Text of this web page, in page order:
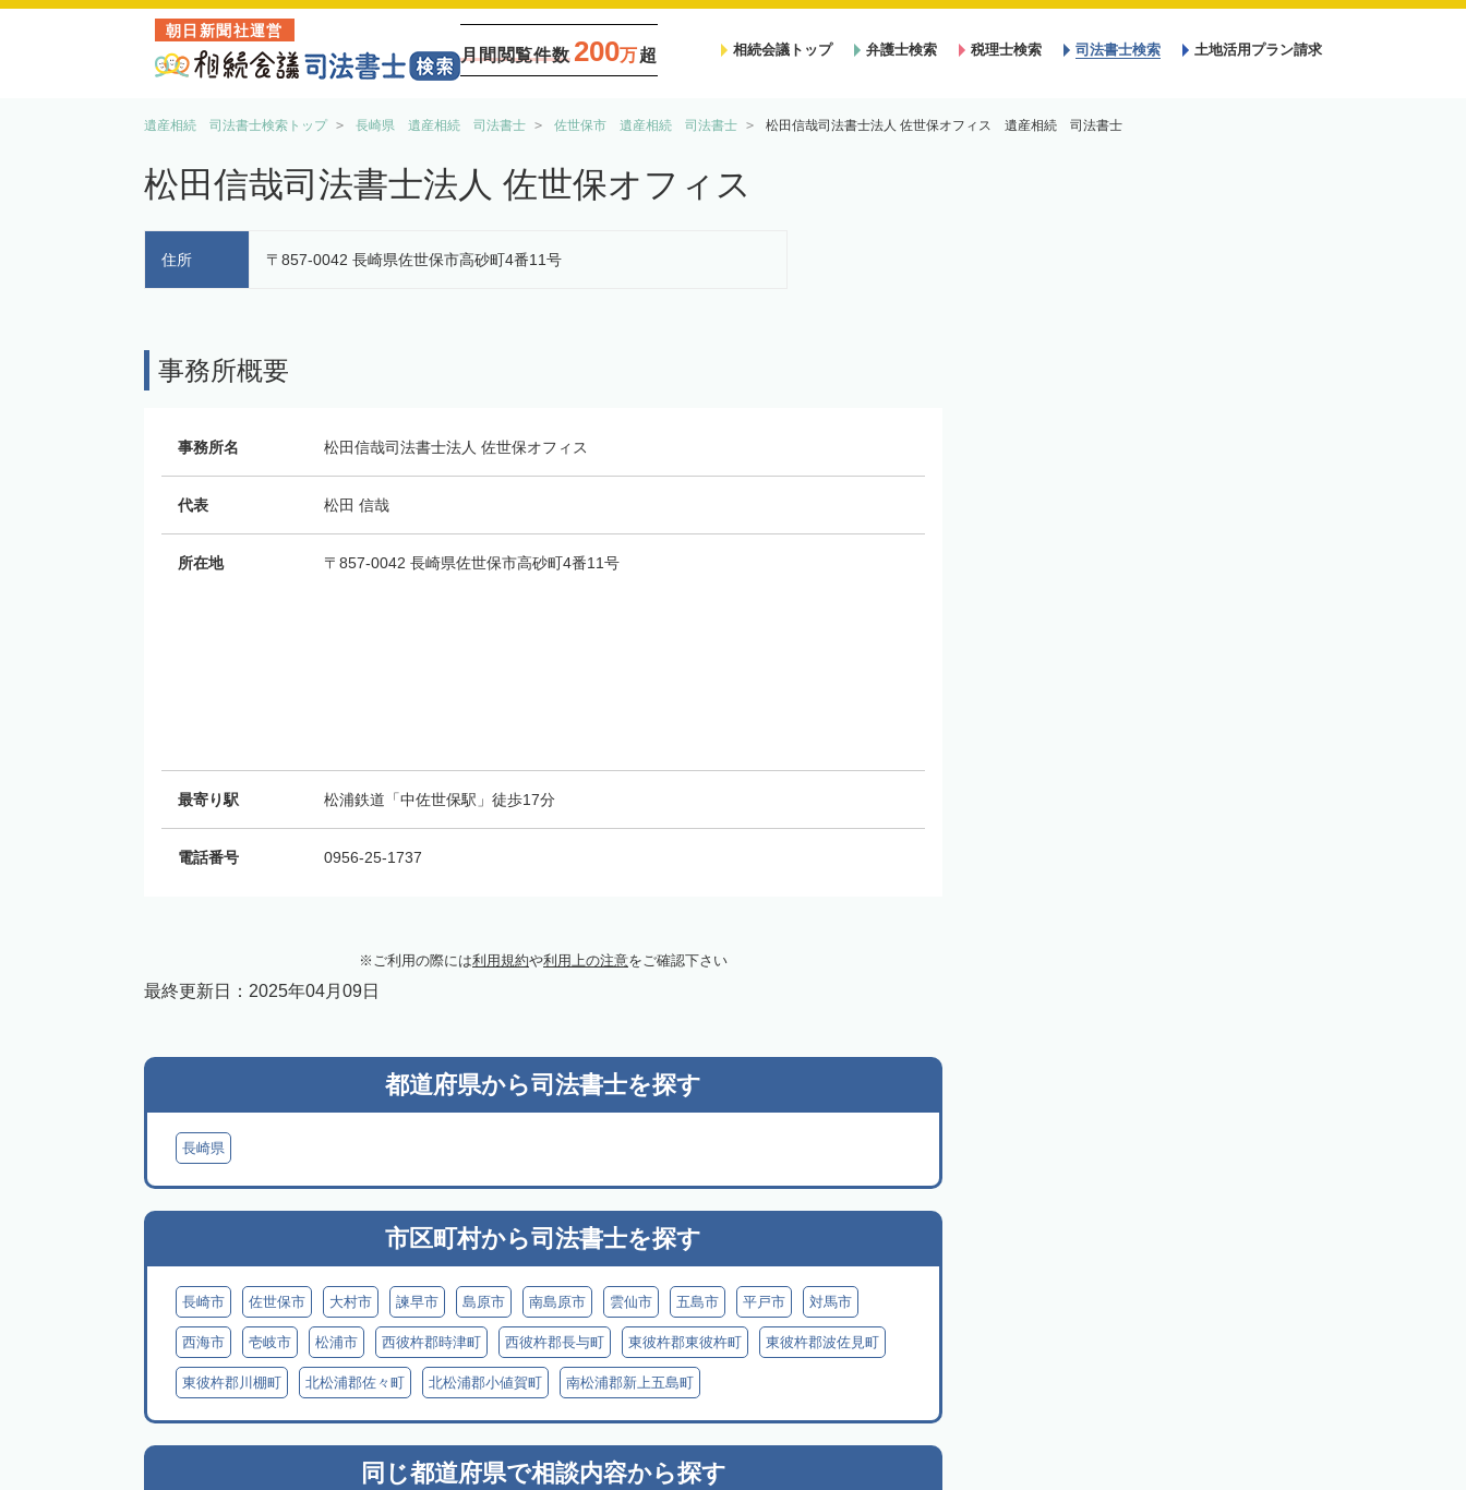
朝日新聞社運営
月間閲覧件数 200万超 相続会議トップ 弁護士検索 税理士検索 司法書士検索 土地活用プラン請求
遺産相続 司法書士検索トップ 長崎県 遺産相続 司法書士 佐世保市 遺産相続 司法書士 松田信哉司法書士法人 佐世保オフィス 遺産相続 司法書士
松田信哉司法書士法人 佐世保オフィス
住所 〒857-0042 長崎県佐世保市高砂町4番11号
事務所概要
事務所名 松田信哉司法書士法人 佐世保オフィス
代表 松田 信哉
所在地 〒857-0042 長崎県佐世保市高砂町4番11号
最寄り駅 松浦鉄道「中佐世保駅」徒歩17分
電話番号 0956-25-1737
ご利用の際には利用規約や利用上の注意をご確認下さい
最終更新日： 2025年04月09日
都道府県から司法書士を探す
長崎県
市区町村から司法書士を探す
長崎市 佐世保市 大村市 諫早市 島原市 南島原市 雲仙市 五島市 平戸市 対馬市
西海市 壱岐市 松浦市 西彼杵郡時津町 西彼杵郡長与町 東彼杵郡東彼杵町 東彼杵郡波佐見町
東彼杵郡川棚町 北松浦郡佐々町 北松浦郡小値賀町 南松浦郡新上五島町
同じ都道府県で相談内容から探す